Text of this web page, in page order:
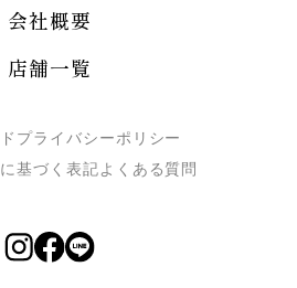
会社概要
店舗一覧
プライバシーポリシー
基づく表記よくある質問